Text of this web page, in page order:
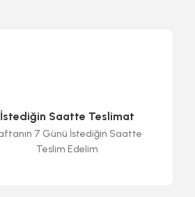
İstediğin Saatte Teslimat
7 Günü İstediğin Saatte
Teslim Edelim